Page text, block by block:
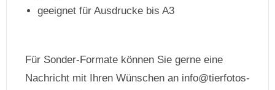
geeignet für Ausdrucke bis A3
Für Sonder-Formate können Sie gerne eine
Nachricht mit Ihren Wünschen an info@tierfotos-